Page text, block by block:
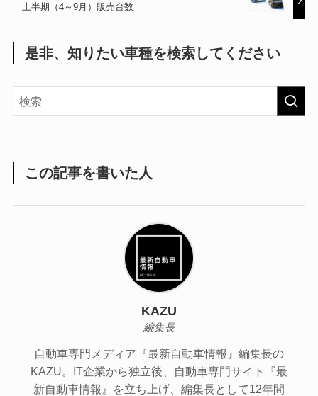
上半期（4～9月）販売台数
是非、知りたい車種を検索してください
この記事を書いた人
KAZU
編集長
自動車専門メディア『最新自動車情報』編集長の
KAZU。IT企業から独立後、自動車専門サイト『最
新自動車情報』を立ち上げ、編集長として12年間